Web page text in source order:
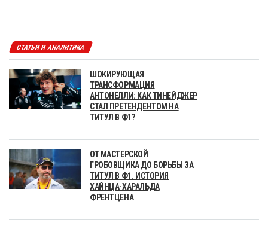
СТАТЬИ И АНАЛИТИКА
ШОКИРУЮЩАЯ
ТРАНСФОРМАЦИЯ
АНТОНЕЛЛИ: КАК ТИНЕЙДЖЕР
СТАЛ ПРЕТЕНДЕНТОМ НА
ТИТУЛ В Ф1?
ОТ МАСТЕРСКОЙ
ГРОБОВЩИКА ДО БОРЬБЫ ЗА
ТИТУЛ В Ф1. ИСТОРИЯ
ХАЙНЦА-ХАРАЛЬДА
ФРЕНТЦЕНА